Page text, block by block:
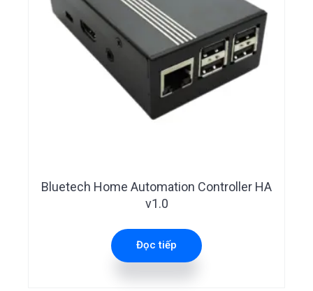
Bluetech Home Automation Controller HA
v1.0
Đọc tiếp